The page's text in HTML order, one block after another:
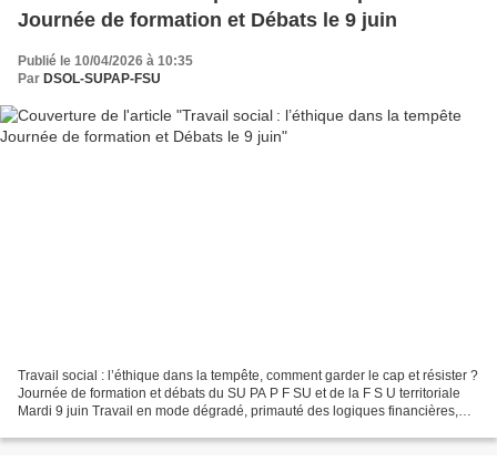
Journée de formation et Débats le 9 juin
Publié le 10/04/2026 à 10:35
Par DSOL-SUPAP-FSU
Travail social : l’éthique dans la tempête, comment garder le cap et résister ?
Journée de formation et débats du SU PA P F SU et de la F S U territoriale
Mardi 9 juin Travail en mode dégradé, primauté des logiques financières,